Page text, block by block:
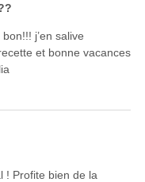
j’en salive
et bonne vacances
! Profite bien de la